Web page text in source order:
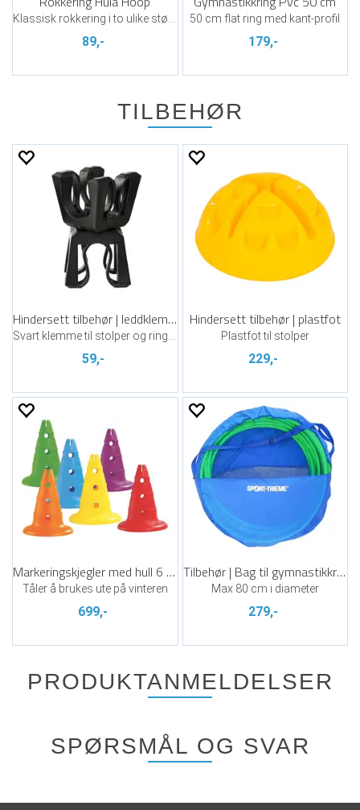
89,-
50 cm flat ring med kant-profil
179,-
TILBEHØR
Hindersett tilbehør | leddklemme
59,-
Hindersett tilbehør | plastfot
Plastfot til stolper
229,-
Markeringskjegler med hull 6 stk | 32 cm
Tåler å brukes ute på vinteren
699,-
Tilbehør | Bag til gymnastikkringer
Max 80 cm i diameter
279,-
PRODUKTANMELDELSER
SPØRSMÅL OG SVAR